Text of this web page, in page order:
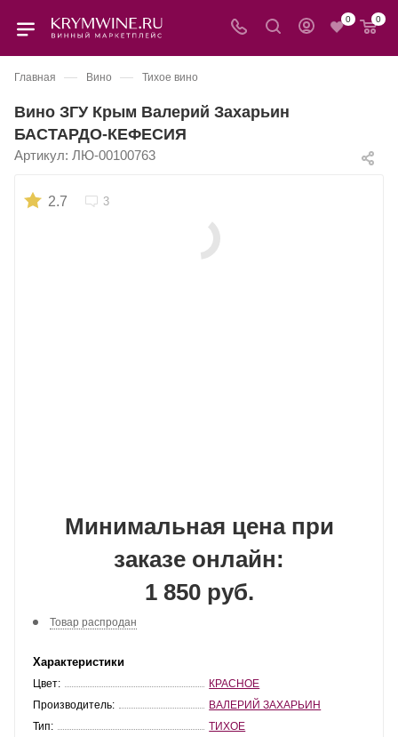
0 0
Главная — Вино — Тихое вино
Вино ЗГУ Крым Валерий Захарьин
БАСТАРДО-КЕФЕСИЯ
Артикул: ЛЮ-00100763
2.7 3
Минимальная цена при
заказе онлайн:
1 850 руб.
Товар распродан
Характеристики
Цвет:
КРАСНОЕ
Производитель:
ВАЛЕРИЙ ЗАХАРЬИН
Тип:
ТИХОЕ